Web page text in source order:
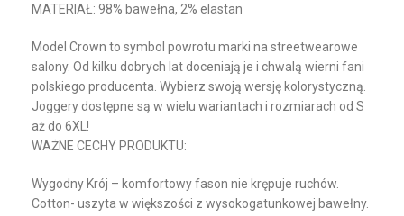
MATERIAŁ: 98% bawełna, 2% elastan
Model Crown to symbol powrotu marki na streetwearowe
salony. Od kilku dobrych lat doceniają je i chwalą wierni fani
polskiego producenta. Wybierz swoją wersję kolorystyczną.
Joggery dostępne są w wielu wariantach i rozmiarach od S
aż do 6XL!
WAŻNE CECHY PRODUKTU:
Wygodny Krój – komfortowy fason nie krępuje ruchów.
Cotton- uszyta w większości z wysokogatunkowej bawełny.